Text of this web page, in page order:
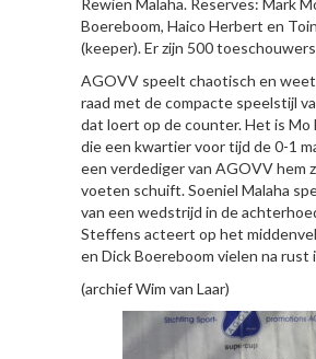
Boereboom, Haico Herbert en
(keeper). Er zijn 500
AGOVV speelt chaotisch en weet
raad met de compacte speelstijl
dat loert op de counter. Het is Mo
die een kwartier voor tijd de 0-1
een verdediger van AGOVV hem
voeten schuift. Soeniel Malaha
van een wedstrijd in de
Steffens acteert op het
en Dick Boereboom vielen na rust
(archief Wim van Laar)